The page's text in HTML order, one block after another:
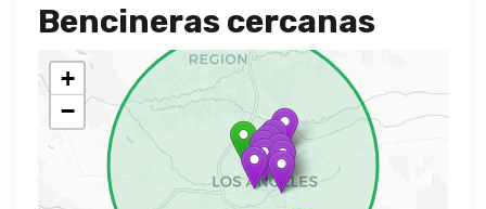
Bencineras cercanas
+
−